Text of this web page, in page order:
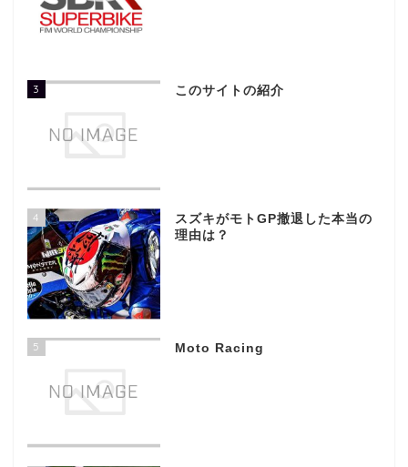
3 このサイトの紹介
4
スズキがモトGP撤退した本当の
理由は？
5 Moto Racing